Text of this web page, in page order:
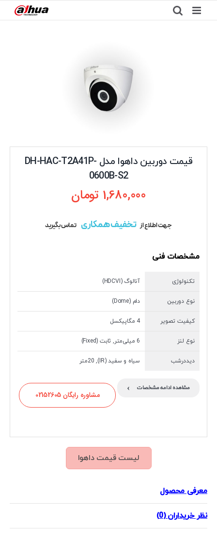
to
قیمت دوربین داهوا مدل DH-HAC-T2A41P-
0600B-S2
1,680,000 تومان
جهت اطلاع از تخفیف همکاری تماس بگیرید
مشخصات فنی
تکنولوژی آنالوگ (HDCVI)
نوع دوربین دام (Dome)
کیفیت تصویر 4 مگاپیکسل
نوع لنز 6 میلی‌متر, ثابت (Fixed)
دیددرشب سیاه و سفید (IR), 20متر
مشاهده ادامه مشخصات ›
مشاوره رایگان 02152605
لیست قیمت داهوا
معرفی محصول
نظر خریداران (0)